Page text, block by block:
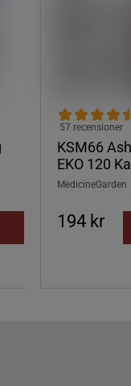
KSM66
EKO 120
57 recensioner
MedicineGarden
194 kr